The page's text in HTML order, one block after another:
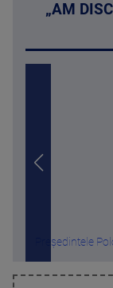
„AM
Președintele